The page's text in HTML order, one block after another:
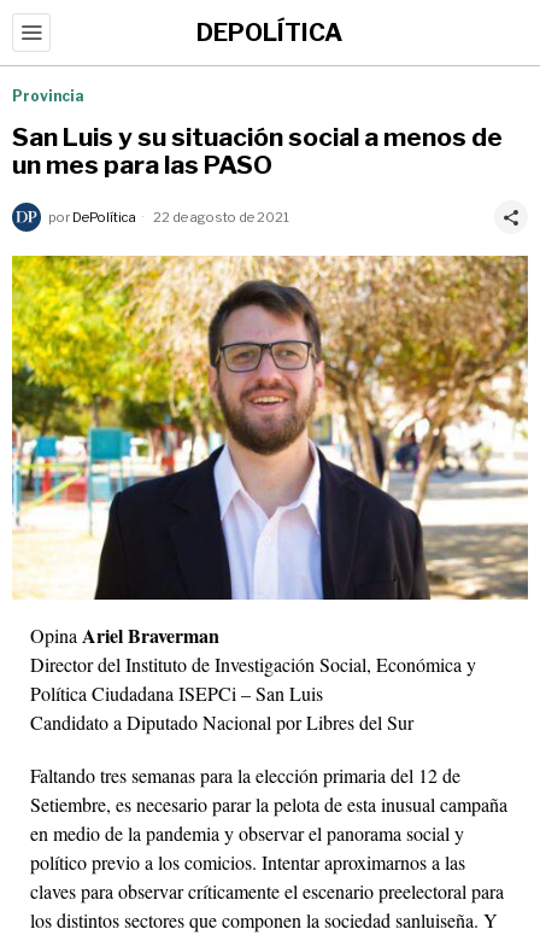
DEPOLÍTICA
Provincia
San Luis y su situación social a menos de
un mes para las PASO
por DePolítica 22 de agosto de 2021
OpinaAriel Braverman
Director del Instituto de Investigación Social, Económica y
Política Ciudadana ISEPCi – San Luis
Candidato a Diputado Nacional por Libres del Sur
Faltando tres semanas para la elección primaria del 12 de
Setiembre, es necesario parar la pelota de esta inusual campaña
en medio de la pandemia y observar el panorama social y
político previo a los comicios. Intentar aproximarnos a las
claves para observar críticamente el escenario preelectoral para
los distintos sectores que componen la sociedad sanluiseña. Y